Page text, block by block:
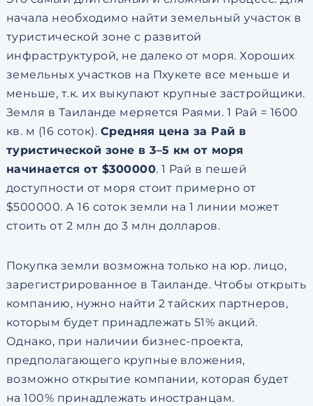
начала необходимо найти земельный участок в
туристической зоне с развитой
инфраструктурой, не далеко от моря. Хороших
земельных участков на Пхукете все меньше и
меньше, т.к. их выкупают крупные застройщики.
Земля в Таиланде меряется Раями. 1 Рай = 1600
кв. м (16 соток). Средняя цена за Рай в
туристической зоне в 3–5 км от моря
начинается от $300000. 1 Рай в пешей
доступности от моря стоит примерно от
$500000. А 16 соток земли на 1 линии может
стоить от 2 млн до 3 млн долларов.
Покупка земли возможна только на юр. лицо,
зарегистрированное в Таиланде. Чтобы открыть
компанию, нужно найти 2 тайских партнеров,
которым будет принадлежать 51% акций.
Однако, при наличии бизнес-проекта,
предполагающего крупные вложения,
возможно открытие компании, которая будет
на 100% принадлежать иностранцам.